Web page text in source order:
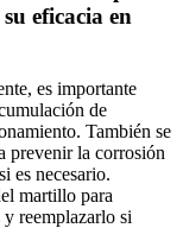
eficacia en
es importante
de
También se
prevenir la corrosión
es necesario.
martillo para
y reemplazarlo si